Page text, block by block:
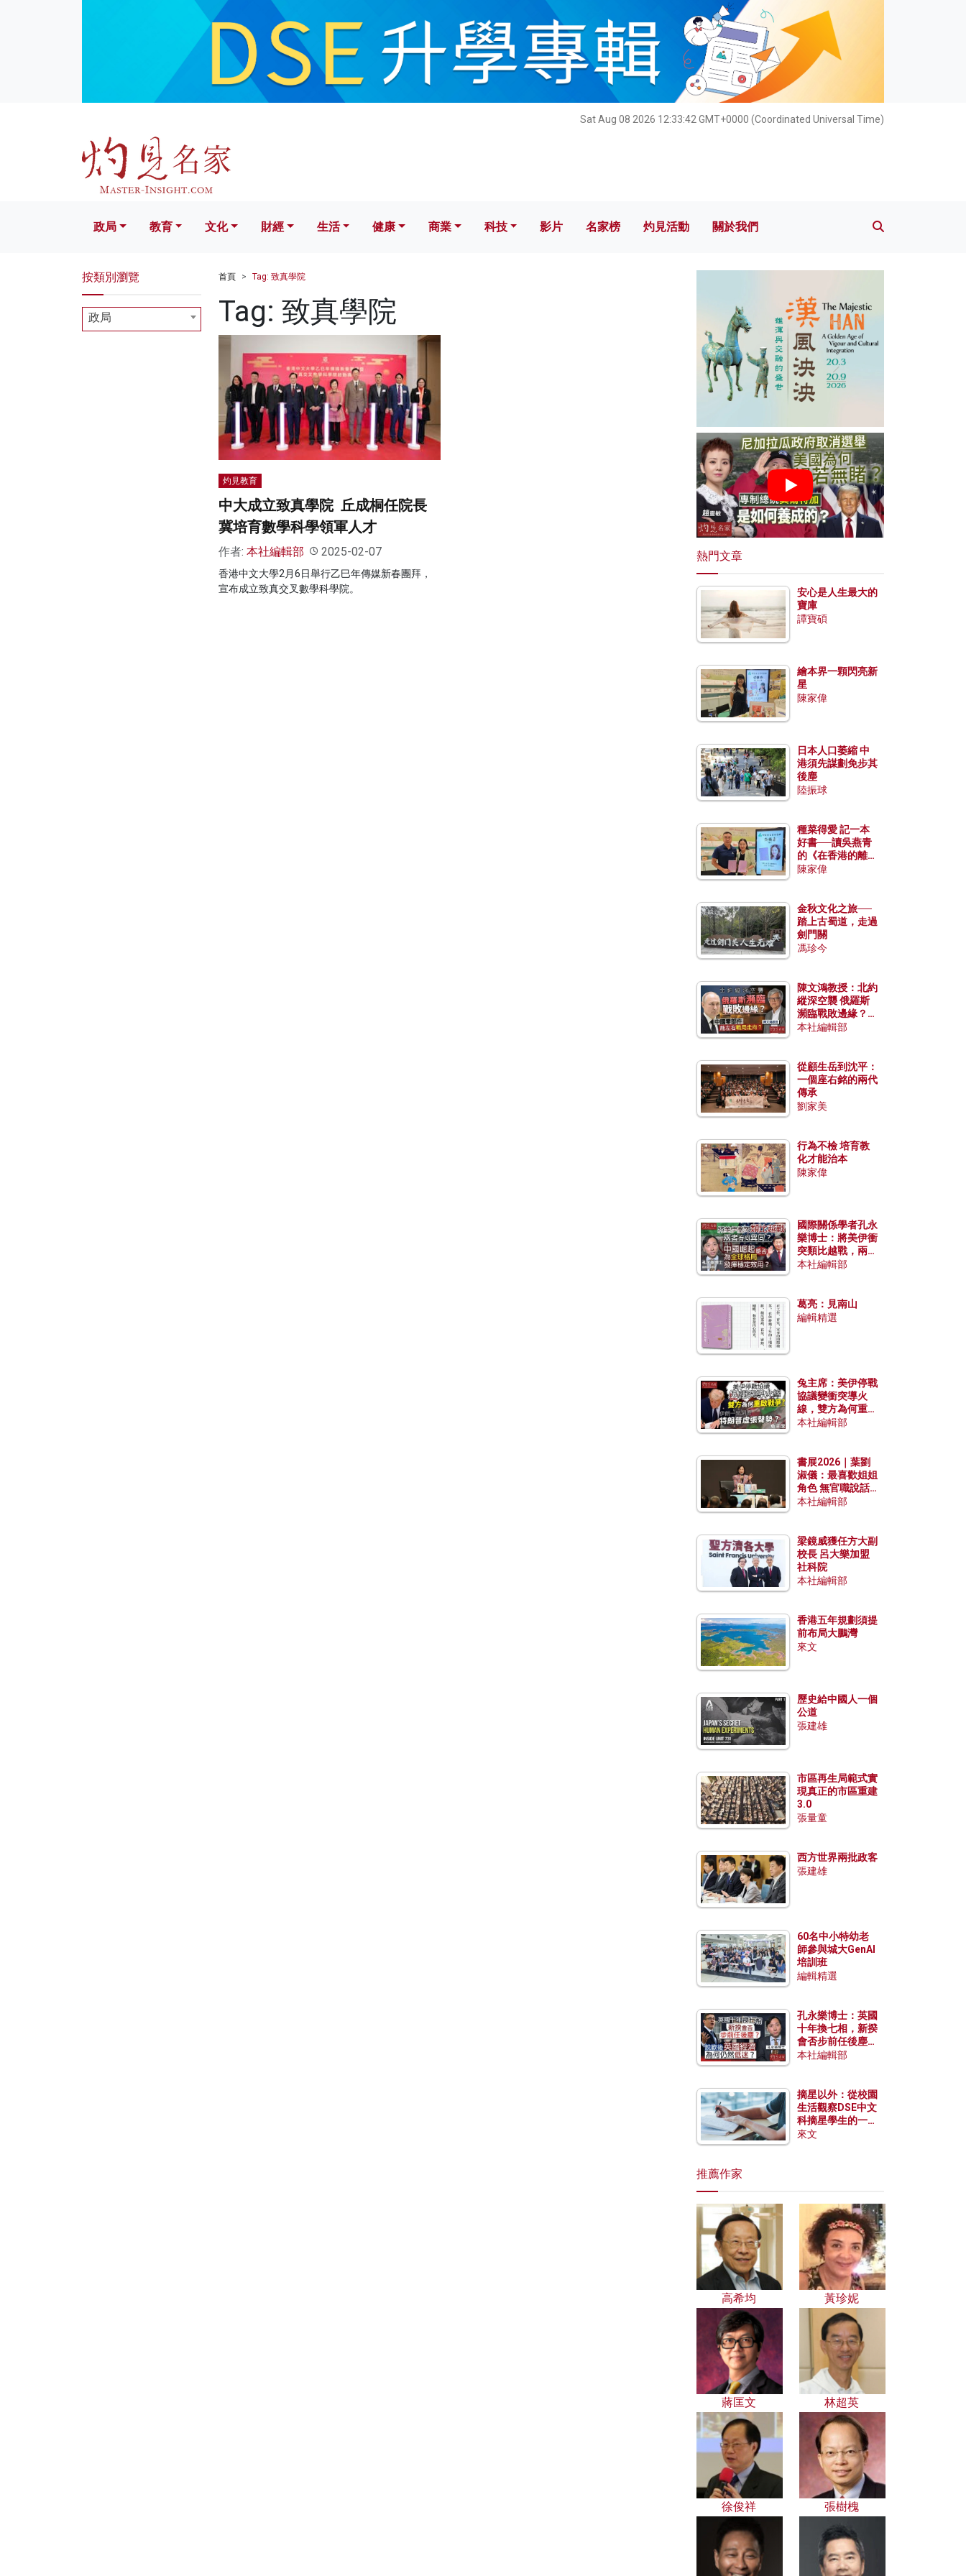
Sat Aug 08 2026 12:33:43 GMT+0000 (Coordinated Universal Time)
文化 財經 生活 健康 科技 影片 名家榜 灼見活動 關於我們
政局 教育 文化 財經 生活 健康 商業 科技 影片 名家榜 灼見活動 關於我們
首頁 Tag: 致真學院
Tag: 致真學院
灼見教育
中大成立致真學院 丘成桐任院長
冀培育數學科學領軍人才
作者: 本社編輯部 2025-02-07
香港中文大學2月6日舉行乙巳年傳媒新春團拜，
宣布成立致真交叉數學科學院。
按類別瀏覽
政局
熱門文章
安心是人生最大的
寶庫
譚寶碩
繪本界一顆閃亮新
星
陳家偉
日本人口萎縮 中
港須先謀劃免步其
後塵
陸振球
種菜得愛 記一本
好書──讀吳燕青
的《在香港的離島
種菜》
陳家偉
金秋文化之旅──
踏上古蜀道，走過
劍門關
馮珍今
陳文鴻教授：北約
縱深空襲 俄羅斯
瀕臨戰敗邊緣？中
國零部件能左右戰
本社編輯部
從顧生岳到沈平：
一個座右銘的兩代
傳承
劉家美
行為不檢 培育教
化才能治本
陳家偉
國際關係學者孔永
樂博士：將美伊衝
突類比越戰，兩者
有何異同？中國崛
本社編輯部
葛亮：見南山
編輯精選
兔主席：美伊停戰
協議變衝突導火
線，雙方為何重啟
戰爭？伊朗一早洞
本社編輯部
書展2026｜葉劉
淑儀：最喜歡姐姐
角色 無官職說話
包袱少
本社編輯部
梁鏡威獲任方大副
校長 呂大樂加盟
社科院
本社編輯部
香港五年規劃須提
前布局大鵬灣
來文
歷史給中國人一個
公道
張建雄
市區再生局範式實
現真正的市區重建
3.0
張量童
西方世界兩批政客
張建雄
60名中小特幼老
師參與城大GenAI
培訓班
編輯精選
孔永樂博士：英國
十年換七相，新揆
會否步前任後塵？
脫歐後英國經濟為
本社編輯部
摘星以外：從校園
生活觀察DSE中文
科摘星學生的一點
特質
來文
推薦作家
高希均 黃珍妮
蔣匡文 林超英
徐俊祥 張樹槐